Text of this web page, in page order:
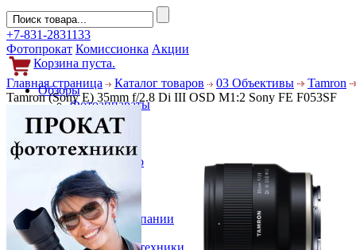
+7-831-2831133
Фотопрокат Комиссионка Акции
Корзина пуста.
Обзоры
Фотоаппараты
Объективы
Фильтры
Новости
Фото и видео
Гаджеты
Аксессуары
Слухи
Новости компании
Услуги
Прокат фототехники
Главная страница Каталог товаров 03 Объективы
Tamron
Tamron (Sony E) 35mm f/2.8 Di III OSD M1:2 Sony FE F053SF